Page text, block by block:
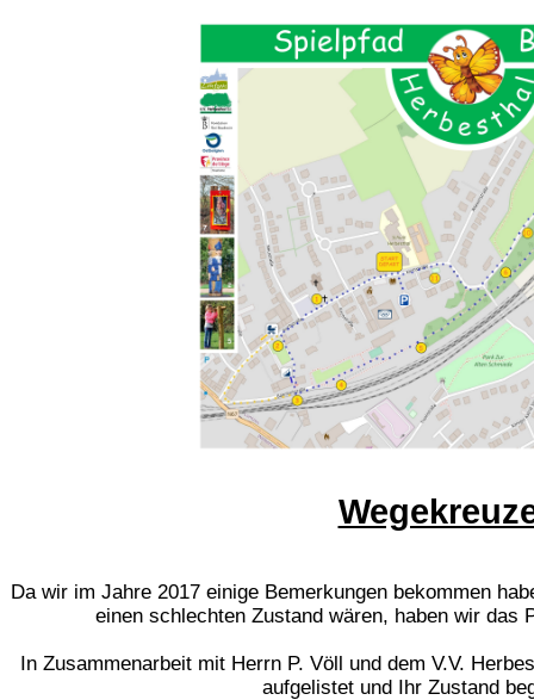
Da wir im Jahre 2017 einige Bemerkungen bekommen
einen schlechten Zustand wären, haben wir das
In Zusammenarbeit mit Herrn P. Völl und dem V.V.
aufgelistet und Ihr Zustand